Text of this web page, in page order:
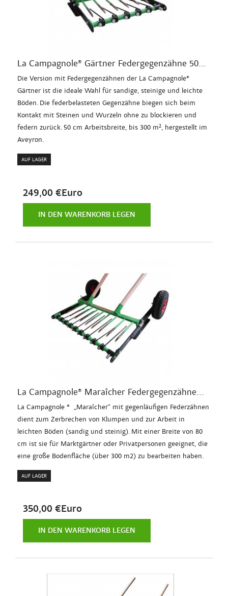
La Campagnole® Gärtner Federgegenzähne 50...
Die Version mit Federgegenzähnen der La Campagnole®
Gärtner ist die ideale Wahl für sandige, steinige und leichte
Böden. Die federbelasteten Gegenzähne biegen sich beim
Kontakt mit Steinen und Wurzeln ohne zu blockieren und
federn zurück. 50 cm Arbeitsbreite, bis 300 m², hergestellt im
Aveyron.
AUF LAGER
249,00 €Euro
IN DEN WARENKORB LEGEN
La Campagnole® Maraîcher Federgegenzähne...
La Campagnole ® „Maraîcher“ mit gegenläufigen Federzähnen
dient zum Zerbrechen von Klumpen und zur Arbeit in
leichten Böden (sandig und steinig). Mit einer Breite von 80
cm ist sie für Marktgärtner oder Privatpersonen geeignet, die
eine große Bodenfläche (über 300 m2) zu bearbeiten haben.
AUF LAGER
350,00 €Euro
IN DEN WARENKORB LEGEN